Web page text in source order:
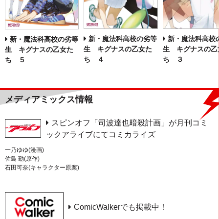
新・魔法科高校の劣等
生 キグナスの乙女た
ち ５
新・魔法科高校の劣等
生 キグナスの乙女た
ち ４
新・魔法科高校
生 キグナスの乙
ち ３
メディアミックス情報
スピンオフ「司波達也暗殺計画」が月刊コミ
ックアライブにてコミカライズ
一乃ゆゆ(漫画)
佐島 勤(原作)
石田可奈(キャラクター原案)
ComicWalkerでも掲載中！